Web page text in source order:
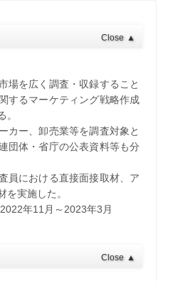
Close ▲
場を広く調査・収録すること
するマーケティング戦略作成
。
カー、卸売業等を調査対象と
団体・省庁の公表資料等も分
員における直接面接取材、ア
を実施した。
年11月～2023年3月
Close ▲